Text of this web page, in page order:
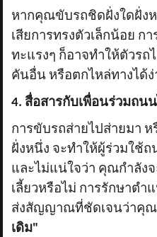
หากคุณขับรถชิดฝั่งใดฝั่งห
เสียการทรงตัวเล็กน้อย ก
ทะแรงๆ ก็อาจทำให้ตัวรถ
คันอื่น หรือตกไหล่ทางได้
4. สื่อสารกับเพื่อนร่วมถน
การขับรถส่ายไปส่ายมา
ฝั่งหนึ่ง จะทำให้ผู้ร่วมใช้
และไม่แน่ใจว่า คุณกำลังจ
เลี้ยวหรือไม่ การรักษาตำ
ส่งสัญญาณที่ชัดเจนว่าคุณ
เดิม"